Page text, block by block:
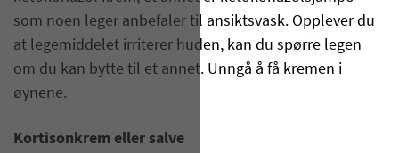
som noen leger anbefaler til ansiktsvask. Opplever du
at legemiddelet irriterer huden, kan du spørre legen
om du kan bytte til et annet. Unngå å få kremen i
øynene.
Kortisonkrem eller salve